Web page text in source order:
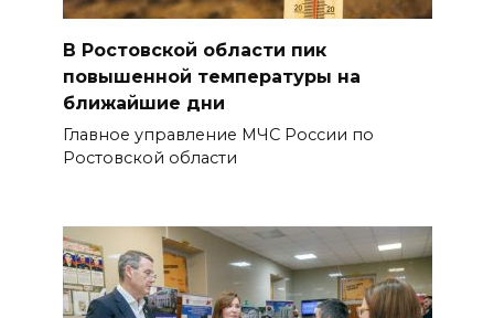
В Ростовской области пик
повышенной температуры на
ближайшие дни
Главное управление МЧС России по
Ростовской области